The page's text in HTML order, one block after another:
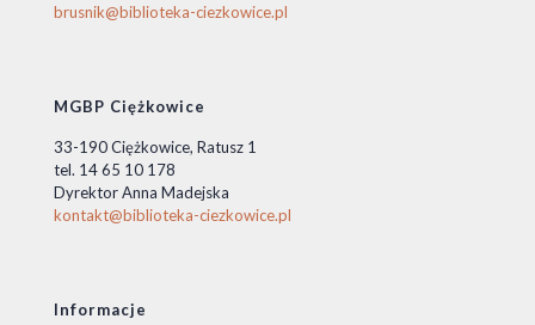
brusnik@biblioteka-ciezkowice.pl
MGBP Ciężkowice
33-190 Ciężkowice, Ratusz 1
tel. 14 65 10 178
Dyrektor Anna Madejska
kontakt@biblioteka-ciezkowice.pl
Informacje